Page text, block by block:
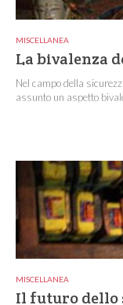
MISCELLANEA
La bivalenza
Nel campo della
assunto un aspetto
MISCELLANEA
Il futuro dello